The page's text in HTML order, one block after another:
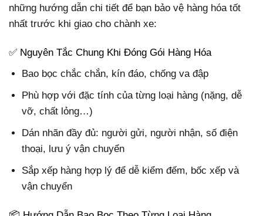
những hướng dẫn chi tiết để bạn bảo vệ hàng hóa tốt
nhất trước khi giao cho chành xe:
✅ Nguyên Tắc Chung Khi Đóng Gói Hàng Hóa
Bao bọc chắc chắn, kín đáo, chống va đập
Phù hợp với đặc tính của từng loại hàng (nặng, dễ
vỡ, chất lỏng…)
Dán nhãn đầy đủ: người gửi, người nhận, số điện
thoại, lưu ý vận chuyển
Sắp xếp hàng hợp lý để dễ kiểm đếm, bốc xếp và
vận chuyển